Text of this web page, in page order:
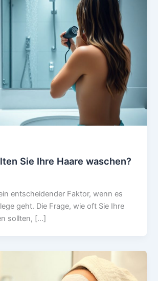
Sie Ihre Haare waschen?
entscheidender Faktor, wenn es
geht. Die Frage, wie oft Sie Ihre
sollten, […]